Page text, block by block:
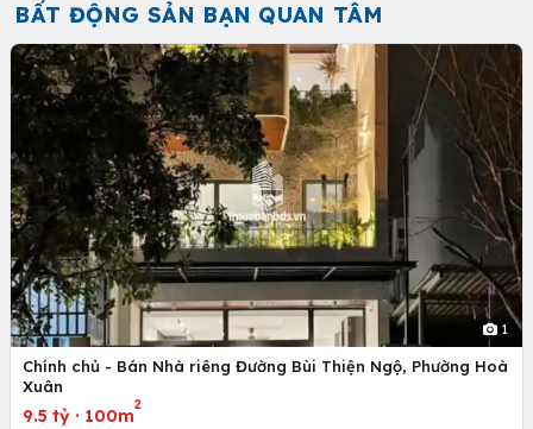
BẤT ĐỘNG SẢN BẠN QUAN TÂM
1
Chính chủ - Bán Nhà riêng Đường Bùi Thiện Ngộ, Phường Hoà
Xuân
9.5 tỷ · 100m
2